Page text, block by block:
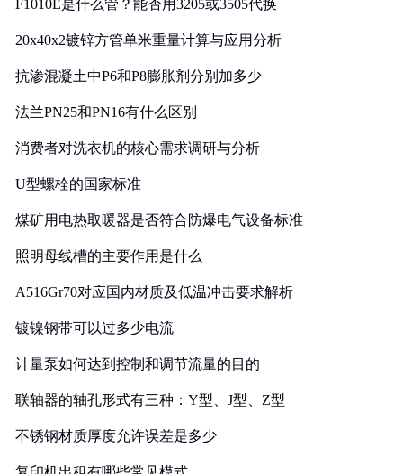
F1010E是什么管？能否用3205或3505代换
20x40x2镀锌方管单米重量计算与应用分析
抗渗混凝土中P6和P8膨胀剂分别加多少
法兰PN25和PN16有什么区别
消费者对洗衣机的核心需求调研与分析
U型螺栓的国家标准
煤矿用电热取暖器是否符合防爆电气设备标准
照明母线槽的主要作用是什么
A516Gr70对应国内材质及低温冲击要求解析
镀镍钢带可以过多少电流
计量泵如何达到控制和调节流量的目的
联轴器的轴孔形式有三种：Y型、J型、Z型
不锈钢材质厚度允许误差是多少